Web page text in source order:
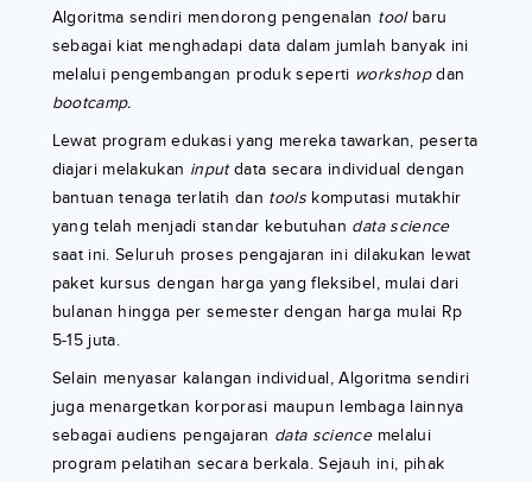
Algoritma sendiri mendorong pengenalan toolbaru
sebagai kiat menghadapi data dalam jumlah banyak ini
melalui pengembangan produk seperti workshopdan
bootcamp.
Lewat program edukasi yang mereka tawarkan, peserta
diajari melakukan inputdata secara individual dengan
bantuan tenaga terlatih dan tools komputasi mutakhir
yang telah menjadi standar kebutuhan data science
saat ini. Seluruh proses pengajaran ini dilakukan lewat
paket kursus dengan harga yang fleksibel, mulai dari
bulanan hingga per semester dengan harga mulai Rp
5-15 juta.
Selain menyasar kalangan individual, Algoritma sendiri
juga menargetkan korporasi maupun lembaga lainnya
sebagai audiens pengajaran data sciencemelalui
program pelatihan secara berkala. Sejauh ini, pihak